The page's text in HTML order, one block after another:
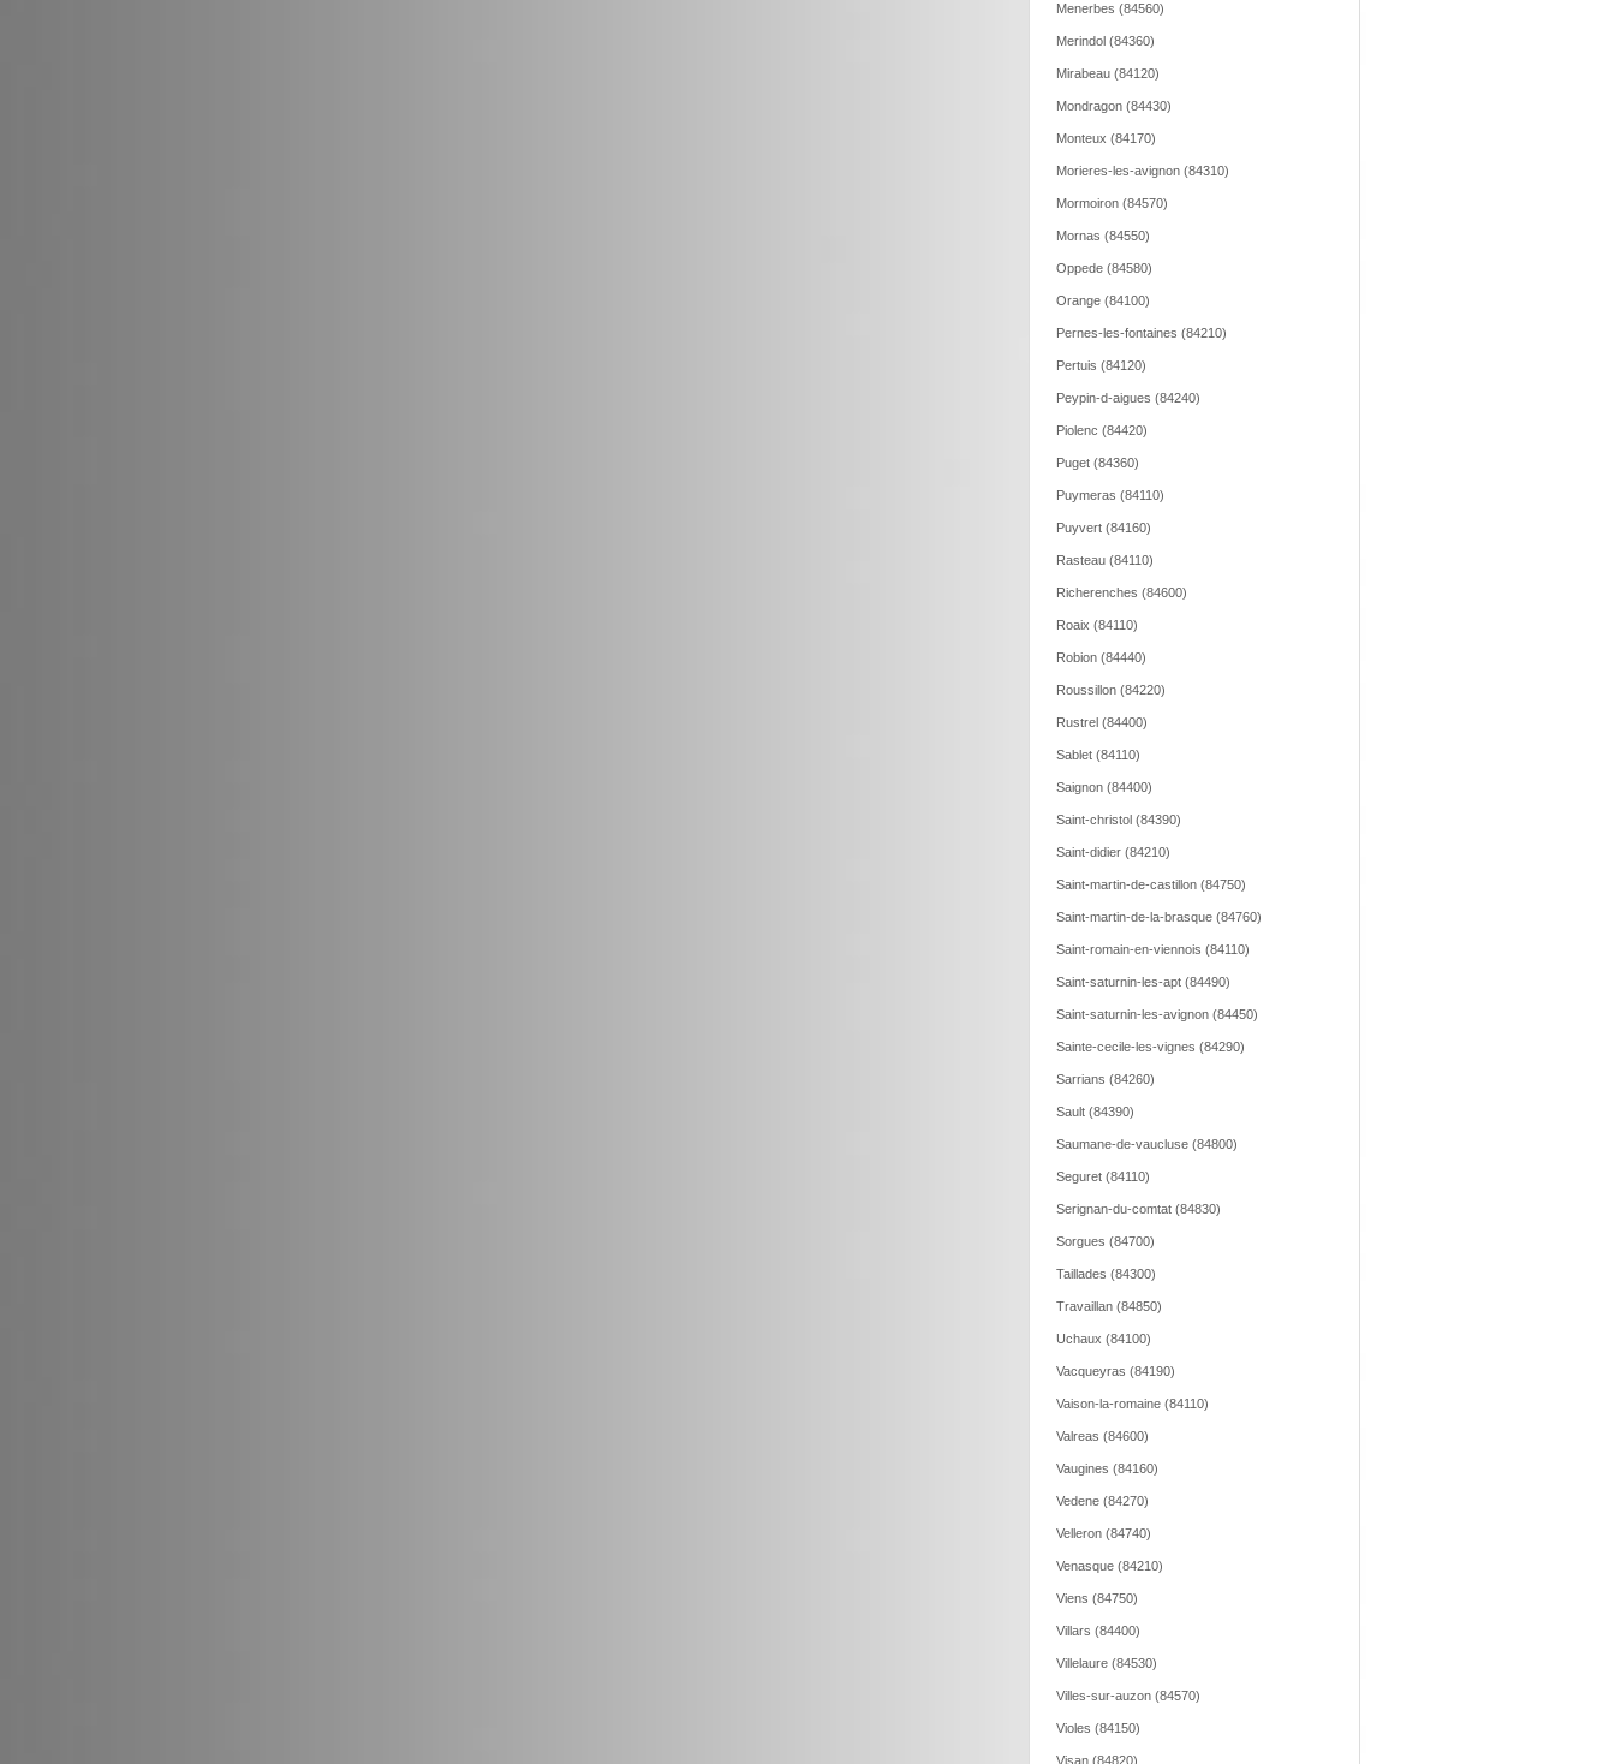
Menerbes (84560)
Merindol (84360)
Mirabeau (84120)
Mondragon (84430)
Monteux (84170)
Morieres-les-avignon (84310)
Mormoiron (84570)
Mornas (84550)
Oppede (84580)
Orange (84100)
Pernes-les-fontaines (84210)
Pertuis (84120)
Peypin-d-aigues (84240)
Piolenc (84420)
Puget (84360)
Puymeras (84110)
Puyvert (84160)
Rasteau (84110)
Richerenches (84600)
Roaix (84110)
Robion (84440)
Roussillon (84220)
Rustrel (84400)
Sablet (84110)
Saignon (84400)
Saint-christol (84390)
Saint-didier (84210)
Saint-martin-de-castillon (84750)
Saint-martin-de-la-brasque (84760)
Saint-romain-en-viennois (84110)
Saint-saturnin-les-apt (84490)
Saint-saturnin-les-avignon (84450)
Sainte-cecile-les-vignes (84290)
Sarrians (84260)
Sault (84390)
Saumane-de-vaucluse (84800)
Seguret (84110)
Serignan-du-comtat (84830)
Sorgues (84700)
Taillades (84300)
Travaillan (84850)
Uchaux (84100)
Vacqueyras (84190)
Vaison-la-romaine (84110)
Valreas (84600)
Vaugines (84160)
Vedene (84270)
Velleron (84740)
Venasque (84210)
Viens (84750)
Villars (84400)
Villelaure (84530)
Villes-sur-auzon (84570)
Violes (84150)
Visan (84820)